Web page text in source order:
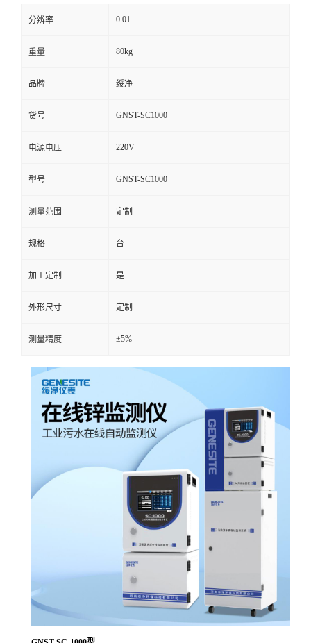
分辨率 0.01
重量 80kg
品牌 绥净
货号 GNST-SC1000
电源电压 220V
型号 GNST-SC1000
测量范围 定制
规格 台
加工定制 是
外形尺寸 定制
测量精度 ±5%